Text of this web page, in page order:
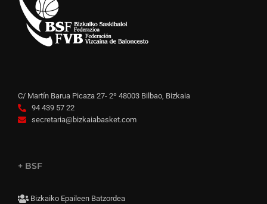
C/ Martín Barua Picaza 27- 2º 48003 Bilbao, Bizkaia
94 439 57 22
secretaria@bizkaiabasket.com
+ BSF
Bizkaiko Epaileen Batzordea